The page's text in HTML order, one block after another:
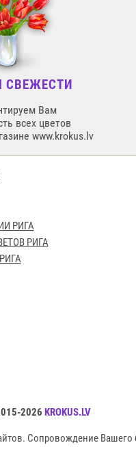
СВЕЖЕСТИ
Вам
всех цветов
www.krokus.lv
РИГА
РИГА
2026 KROKUS.LV
Сопровождение Вашего